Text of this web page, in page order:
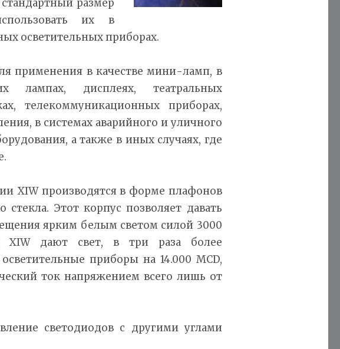
размер
их в
осветительных приборах.
применения в качестве мини-ламп, в
лампах, дисплеях, театральных
телекоммуникационных приборах,
в системах аварийного и уличного
а также в иных случаях, где
XIW производятся в форме плафонов
стекла. Этот корпус позволяет давать
ярким белым светом силой 3000
XIW дают свет, в три раза более
приборы на 14.000 MCD,
ток напряжением всего лишь от
светодиодов с другими углами